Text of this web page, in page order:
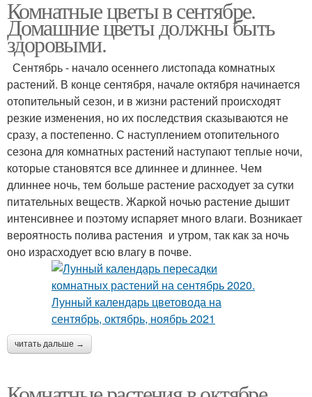
Комнатные цветы в сентябре.
Домашние цветы должны быть
здоровыми.
Сентябрь - начало осеннего листопада комнатных
растений. В конце сентября, начале октября начинается
отопительный сезон, и в жизни растений происходят
резкие изменения, но их последствия сказываются не
сразу, а постепенно. С наступлением отопительного
сезона для комнатных растений наступают теплые ночи,
которые становятся все длиннее и длиннее. Чем
длиннее ночь, тем больше растение расходует за сутки
питательных веществ. Жаркой ночью растение дышит
интенсивнее и поэтому испаряет много влаги. Возникает
вероятность полива растения и утром, так как за ночь
оно израсходует всю влагу в почве.
читать дальше →